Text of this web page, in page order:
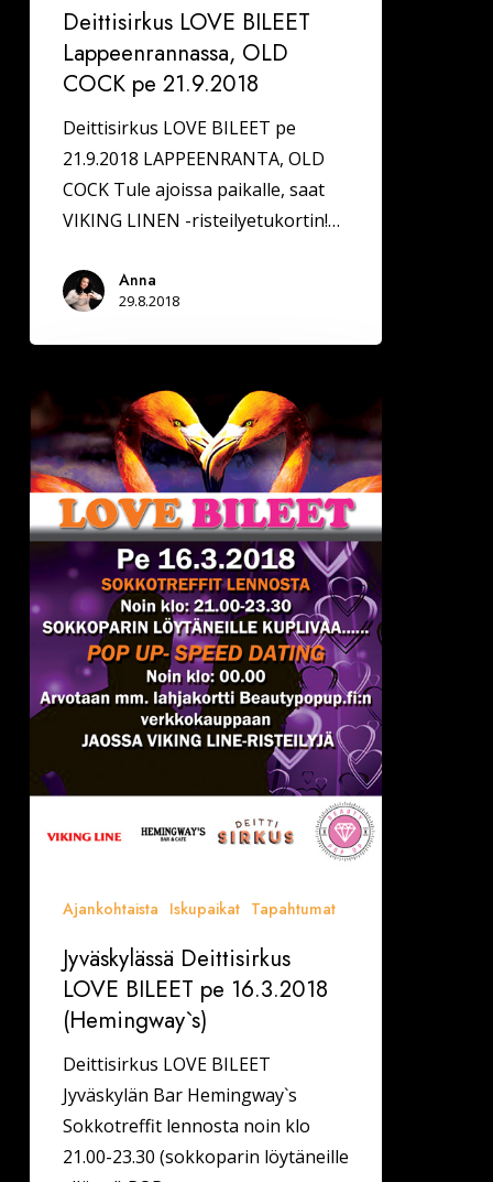
Deittisirkus LOVE BILEET
Lappeenrannassa, OLD
COCK pe 21.9.2018
Deittisirkus LOVE BILEET pe
21.9.2018 LAPPEENRANTA, OLD
COCK Tule ajoissa paikalle, saat
VIKING LINEN -risteilyetukortin!…
Anna
29.8.2018
Jyväskylässä
Deittisirkus
LOVE
BILEET
16.3.2018
(Hemingway`s)
Ajankohtaista Iskupaikat Tapahtumat
Jyväskylässä Deittisirkus
LOVE BILEET pe 16.3.2018
(Hemingway`s)
Deittisirkus LOVE BILEET
Jyväskylän Bar Hemingway`s
Sokkotreffit lennosta noin klo
21.00-23.30 (sokkoparin löytäneille